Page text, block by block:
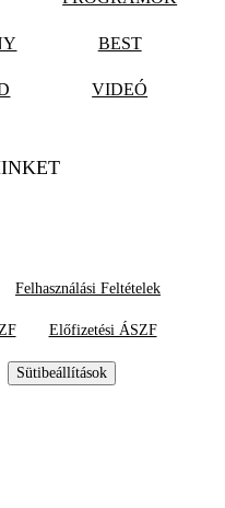
BEST
VIDEÓ
Felhasználási Feltételek
Előfizetési ÁSZF
Sütibeállítások